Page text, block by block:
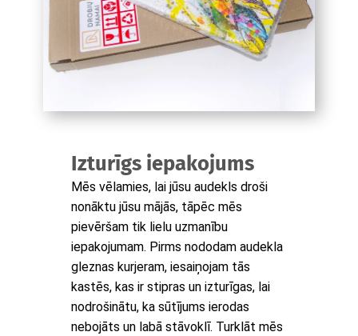
Izturīgs iepakojums
Mēs vēlamies, lai jūsu audekls droši
nonāktu jūsu mājās, tāpēc mēs
pievēršam tik lielu uzmanību
iepakojumam. Pirms nododam audekla
gleznas kurjeram, iesaiņojam tās
kastēs, kas ir stipras un izturīgas, lai
nodrošinātu, ka sūtījums ierodas
nebojāts un labā stāvoklī. Turklāt mēs